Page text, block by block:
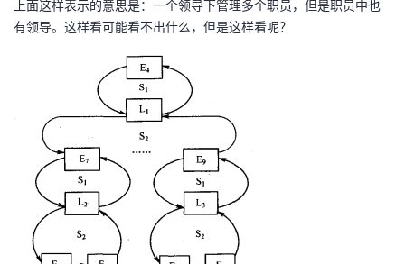
上面这样表示的意思是：一个领导下管理多个职员，但是职员中也
有领导。这样看可能看不出什么，但是这样看呢？